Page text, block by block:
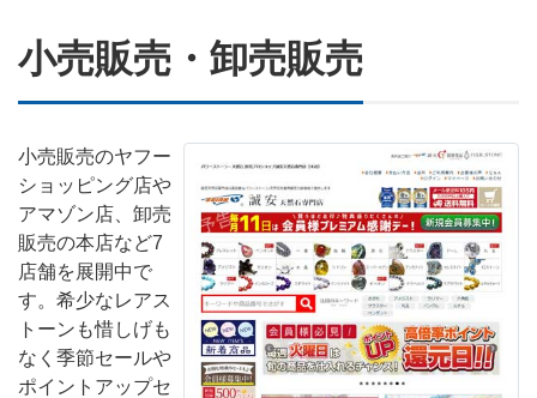
小売販売・卸売販売
小売販売のヤフー
ショッピング店や
アマゾン店、卸売
販売の本店など7
店舗を展開中で
す。希少なレアス
トーンも惜しげも
なく季節セールや
ポイントアップセ